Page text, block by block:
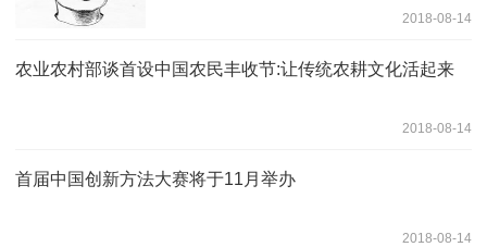
2018-08-14
农业农村部谈首设中国农民丰收节:让传统农耕文化活起来
2018-08-14
首届中国创新方法大赛将于11月举办
2018-08-14